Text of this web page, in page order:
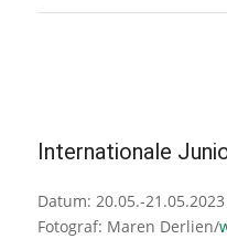
Internationale
Datum: 20.05.-21.05.2023
Fotograf: Maren Derlien/